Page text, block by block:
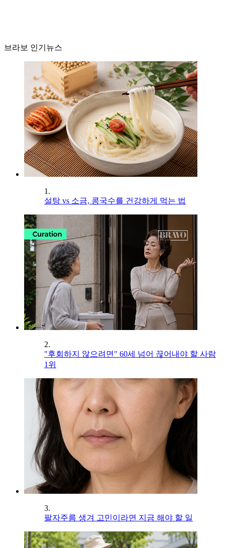
브라보 인기뉴스
1.
설탕 vs 소금, 콩국수를 건강하게 먹는 법
2.
"후회하지 않으려면" 60세 넘어 끊어내야 할 사람
1위
3.
팔자주름 생겨 고민이라면 지금 해야 할 일